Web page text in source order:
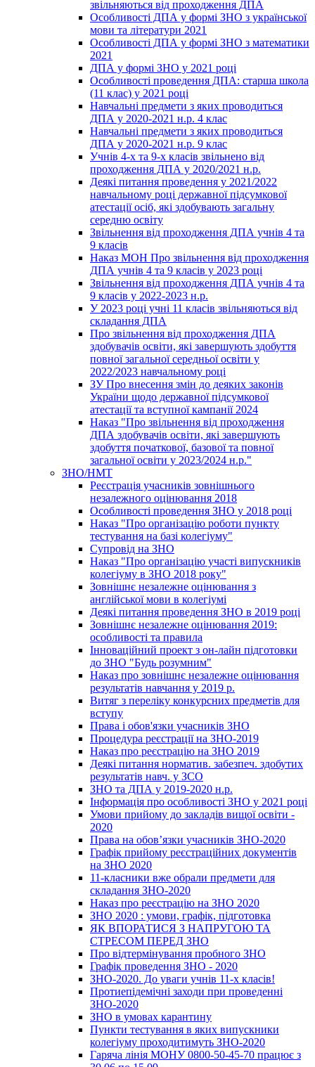
звільняються від проходження ДПА
Особливості ДПА у формі ЗНО з української
мови та літератури 2021
Особливості ДПА у формі ЗНО з математики
2021
ДПА у формі ЗНО у 2021 році
Особливості проведення ДПА: старша школа
(11 клас) у 2021 році
Навчальні предмети з яких проводиться
ДПА у 2020-2021 н.р. 4 клас
Навчальні предмети з яких проводиться
ДПА у 2020-2021 н.р. 9 клас
Учнів 4-х та 9-х класів звільнено від
проходження ДПА у 2020/2021 н.р.
Деякі питання проведення у 2021/2022
навчальному році державної підсумкової
атестації осіб, які здобувають загальну
середню освіту
Звільнення від проходження ДПА учнів 4 та
9 класів
Наказ МОН Про звільнення від проходження
ДПА учнів 4 та 9 класів у 2023 році
Звільнення від проходження ДПА учнів 4 та
9 класів у 2022-2023 н.р.
У 2023 році учні 11 класів звільняються від
складання ДПА
Про звільнення від проходження ДПА
здобувачів освіти, які завершують здобуття
повної загальної середньої освіти у
2022/2023 навчальному році
ЗУ Про внесення змін до деяких законів
України щодо державної підсумкової
атестації та вступної кампанії 2024
Наказ "Про звільнення від проходження
ДПА здобувачів освіти, які завершують
здобуття початкової, базової та повної
загальної освіти у 2023/2024 н.р."
ЗНО/НМТ
Реєстрація учасників зовнішнього
незалежного оцінювання 2018
Особливості проведення ЗНО у 2018 році
Наказ "Про організацію роботи пункту
тестування на базі колегіуму"
Супровід на ЗНО
Наказ "Про організацію участі випускників
колегіуму в ЗНО 2018 року"
Зовнішнє незалежне оцінювання з
англійської мови в колегіумі
Деякі питання проведення ЗНО в 2019 році
Зовнішнє незалежне оцінювання 2019:
особливості та правила
Інноваційний проект з он-лайн підготовки
до ЗНО "Будь розумним"
Наказ про зовнішнє незалежне оцінювання
результатів навчання у 2019 р.
Витяг з переліку конкурсних предметів для
вступу
Права і обов'язки учасників ЗНО
Процедура реєстрації на ЗНО-2019
Наказ про реєстрацію на ЗНО 2019
Деякі питання норматив. забезпеч. здобутих
результатів навч. у ЗСО
ЗНО та ДПА у 2019-2020 н.р.
Інформація про особливості ЗНО у 2021 році
Умови прийому до закладів вищої освіти -
2020
Права на обов’язки учасників ЗНО-2020
Графік прийому реєстраційних документів
на ЗНО 2020
11-класники вже обрали предмети для
складання ЗНО-2020
Наказ про реєстрацію на ЗНО 2020
ЗНО 2020 : умови, графік, підготовка
ЯК ВПОРАТИСЯ З НАПРУГОЮ ТА
СТРЕСОМ ПЕРЕД ЗНО
Про відтермінування пробного ЗНО
Графік проведення ЗНО - 2020
ЗНО-2020. До уваги учнів 11-х класів!
Протиепідемічні заходи при проведенні
ЗНО-2020
ЗНО в умовах карантину
Пункти тестування в яких випускники
колегіуму проходитимуть ЗНО-2020
Гаряча лінія МОНУ 0800-50-45-70 працює з